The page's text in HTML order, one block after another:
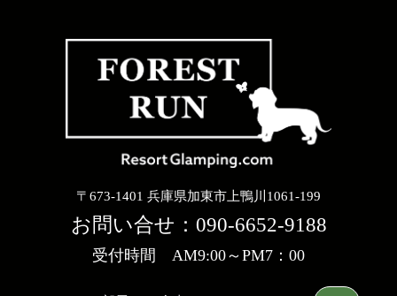
〒673-1401 兵庫県加東市上鴨川1061-199
お問い合せ： 090-6652-9188
受付時間 AM9:00～PM7：00